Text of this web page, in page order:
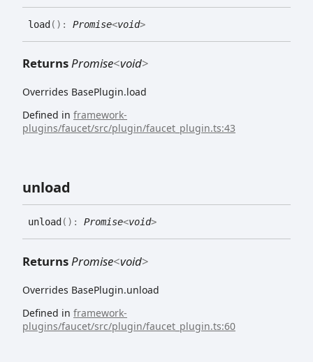
load ( ) : Promise<void>
ReturnsPromise<void>
Overrides BasePlugin.load
Defined in framework-
plugins/faucet/src/plugin/faucet_plugin.ts:43
unload
unload ( ) : Promise<void>
ReturnsPromise<void>
Overrides BasePlugin.unload
Defined in framework-
plugins/faucet/src/plugin/faucet_plugin.ts:60